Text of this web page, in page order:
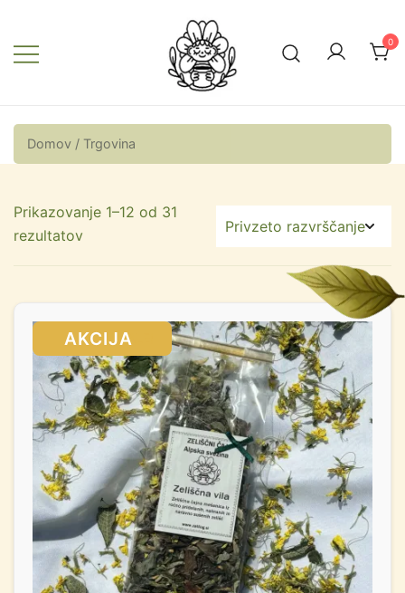
Zeliščna vila
0
Domov / Trgovina
Prikazovanje 1–12 od 31
rezultatov
SALE!